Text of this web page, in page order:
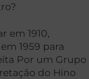
em 1910,
1959 para
Por um Grupo
do Hino